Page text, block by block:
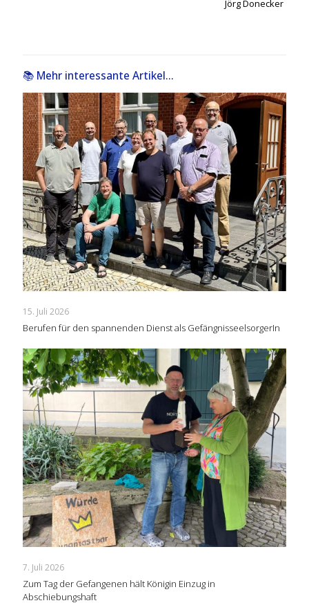
Jörg Donecker
📚 Mehr interessante Artikel...
15. Juli 2026
Berufen für den spannenden Dienst als GefängnisseelsorgerIn
7. Juli 2026
Zum Tag der Gefangenen hält Königin Einzug in
Abschiebungshaft